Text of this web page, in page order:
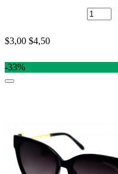
$3,00 $4,50
-33%